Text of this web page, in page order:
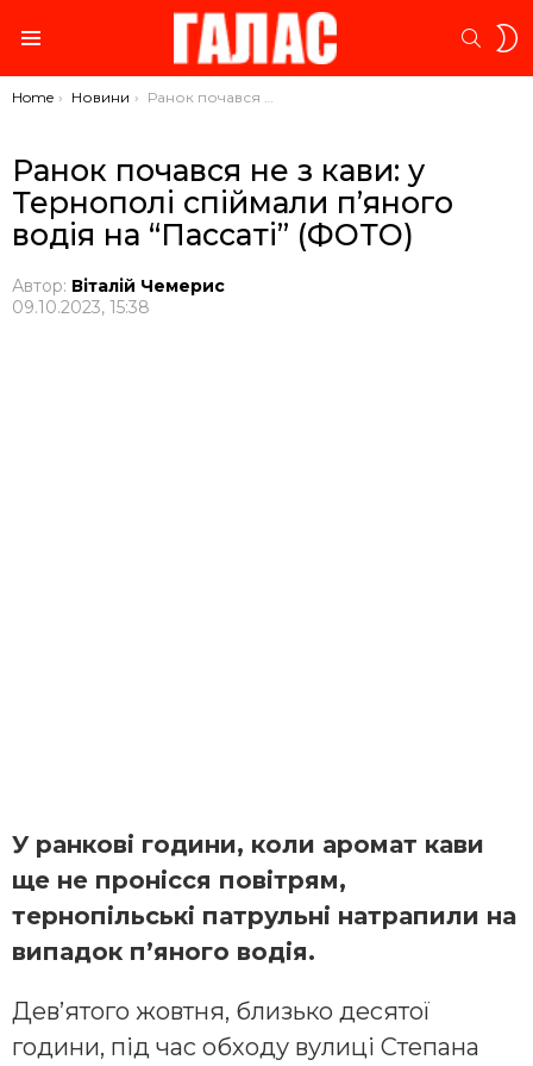
You are here:
Home Новини Ранок почався не з кави: у Тернополі спіймали п’яного водія на “Пассаті” (ФОТО)
Ранок почався не з кави: у
Тернополі спіймали п’яного
водія на “Пассаті” (ФОТО)
Автор: Віталій Чемерис
09.10.2023, 15:38
У ранкові години, коли аромат кави
ще не пронісся повітрям,
тернопільські патрульні натрапили на
випадок п’яного водія.
Дев’ятого жовтня, близько десятої
години, під час обходу вулиці Степана